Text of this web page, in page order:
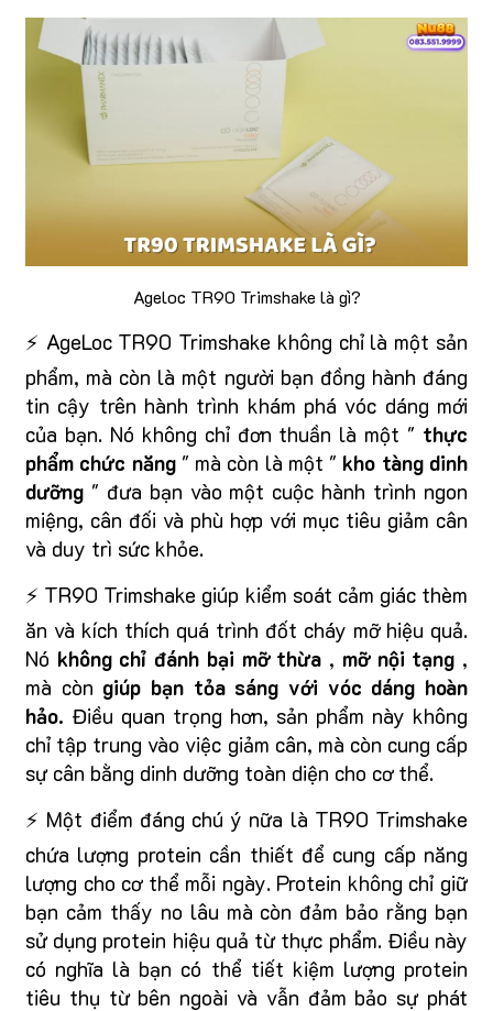
Ageloc TR90 Trimshake là gì?
⚡ AgeLoc TR90 Trimshake không chỉ là một sản
phẩm, mà còn là một người bạn đồng hành đáng
tin cậy trên hành trình khám phá vóc dáng mới
của bạn. Nó không chỉ đơn thuần là một " thực
phẩm chức năng " mà còn là một " kho tàng dinh
dưỡng " đưa bạn vào một cuộc hành trình ngon
miệng, cân đối và phù hợp với mục tiêu giảm cân
và duy trì sức khỏe.
⚡ TR90 Trimshake giúp kiểm soát cảm giác thèm
ăn và kích thích quá trình đốt cháy mỡ hiệu quả.
Nó không chỉ đánh bại mỡ thừa , mỡ nội tạng ,
mà còn giúp bạn tỏa sáng với vóc dáng hoàn
hảo. Điều quan trọng hơn, sản phẩm này không
chỉ tập trung vào việc giảm cân, mà còn cung cấp
sự cân bằng dinh dưỡng toàn diện cho cơ thể.
⚡ Một điểm đáng chú ý nữa là TR90 Trimshake
chứa lượng protein cần thiết để cung cấp năng
lượng cho cơ thể mỗi ngày. Protein không chỉ giữ
bạn cảm thấy no lâu mà còn đảm bảo rằng bạn
sử dụng protein hiệu quả từ thực phẩm. Điều này
có nghĩa là bạn có thể tiết kiệm lượng protein
tiêu thụ từ bên ngoài và vẫn đảm bảo sự phát